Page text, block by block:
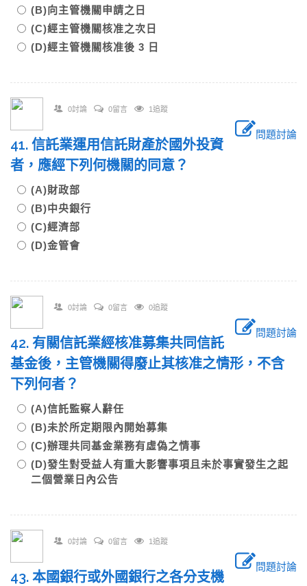
(B)向主管機關申請之日
(C)經主管機關核准之次日
(D)經主管機關核准後 3 日
0討論 0留言 1追蹤
問題討論
41. 信託業運用信託財產於國外投資
者，應經下列何機關的同意？
(A)財政部
(B)中央銀行
(C)經濟部
(D)金管會
0討論 0留言 0追蹤
問題討論
42. 有關信託業經核准募集共同信託
基金後，主管機關得廢止其核准之情形，不含
下列何者？
(A)信託監察人辭任
(B)未於所定期限內開始募集
(C)辦理共同基金業務有虛偽之情事
(D)發生對受益人有重大影響事項且未於事實發生之起
二個營業日內公告
0討論 0留言 1追蹤
問題討論
43. 本國銀行或外國銀行之各分支機